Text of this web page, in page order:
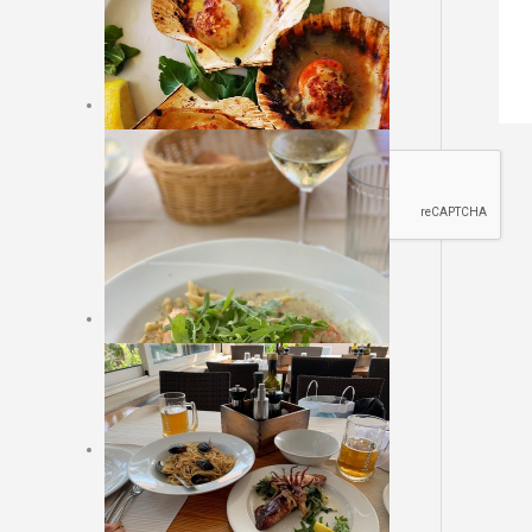
Sajt rezervacija